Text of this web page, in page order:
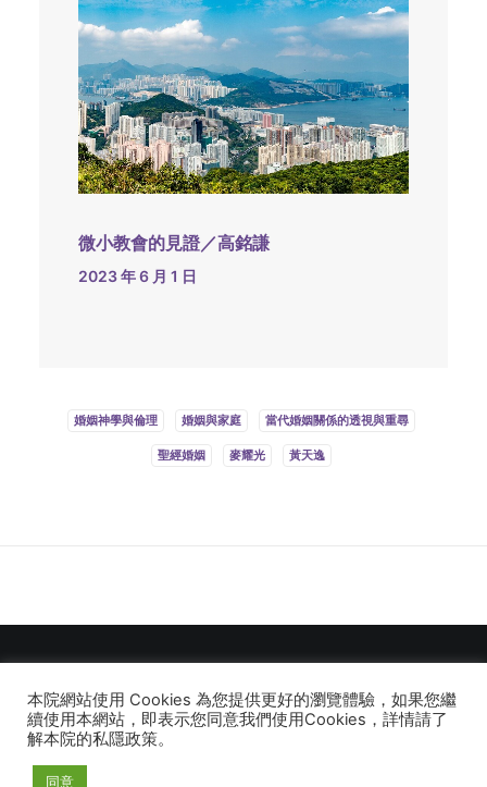
微小教會的見證／高銘謙
2023 年 6 月 1 日
婚姻神學與倫理 婚姻與家庭 當代婚姻關係的透視與重尋
聖經婚姻 麥耀光 黃天逸
© 2026 建道神學院Alliance Bible Seminary. All rights reserved
本院網站使用 Cookies 為您提供更好的瀏覽體驗，如果您繼
續使用本網站，即表示您同意我們使用Cookies，詳情請了
解本院的私隱政策。
同意